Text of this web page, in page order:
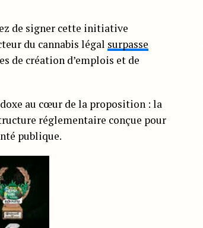
de signer cette initiative
du cannabis légal surpasse
de création d’emplois et de
au cœur de la proposition : la
réglementaire conçue pour
publique.